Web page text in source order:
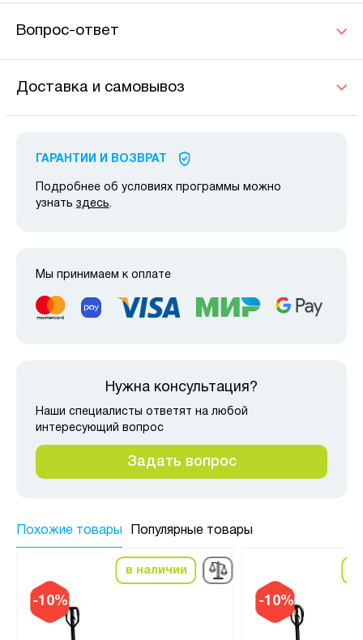
Вопрос-ответ
Доставка и самовывоз
ГАРАНТИИ И ВОЗВРАТ
Подробнее об условиях программы можно
узнать здесь.
Мы принимаем к оплате
Нужна консультация?
Наши специалисты ответят на любой
интересующий вопрос
Задать вопрос
Похожие товары Популярные товары
-10%
в наличии
-10%